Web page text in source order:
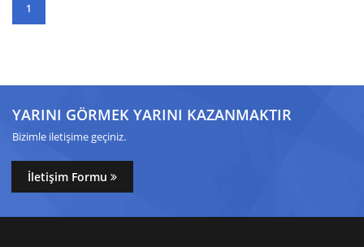
1
YARINI GÖRMEK YARINI KAZANMAKTIR
Bizimle iletişime geçiniz.
İletişim Formu